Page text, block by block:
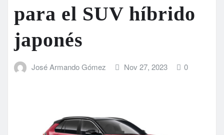
para el SUV híbrido
japonés
José Armando Gómez Nov 27, 2023 0